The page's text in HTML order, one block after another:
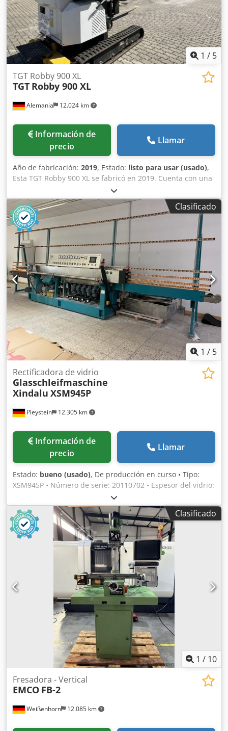
1 / 5
Alemania 12.024 km
TGT Robby 900 XL
TGT Robby 900 XL
Información de
precio
Llamar
Año de fabricación: 2019, Estado: listo para usar (usado),
Esta TGT Robby 900 XL se fabricó en 2019. Cuenta con una
grúa Palfinger 1500, una elevación de carretilla elevadora
de 1,8 m y un motor Honda. La máquina está instalada en
un chasis de orugas con un ancho telescópico y ofrece una
altura de trabajo de aproximadamente 6,5 m. Tiene una
capacidad de carga de grúa de hasta 900 kg y una
capacidad de carga de horquilla de 2000 kg. Póngase en
contacto con nosotros para obtener más información sobre
esta máquina. Cedpfx Apox D Htvevsrf
Clasificado
1 / 5
Pleystein 12.305 km
Rectificadora de vidrio
Glasschleifmaschine
Xindalu XSM945P
Información de
precio
Llamar
Estado: bueno (usado), De producción en curso • Tipo:
XSM945P • Número de serie: 20110702 • Espesor del vidrio:
3 – 25 mm • 9 husillos Crodpfxjq Abyve Apvjf • Mín.
Dimensiones del vidrio: 80 x 80 mm • Año de construcción:
2011 • Vídeos disponibles: • Valores de conexión: 400 V, 50
Hz, 40 A, 20 kW • Precio especial 4.000€
Clasificado
1 / 10
Weißenhorn 12.085 km
Fresadora - Vertical
EMCO FB-2